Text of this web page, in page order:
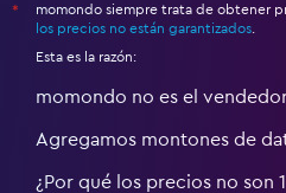
*
momondo siempre trata de obtener
los precios no están garantizados
Esta es la razón:
momondo no es el
Agregamos montones de
¿Por qué los precios no son